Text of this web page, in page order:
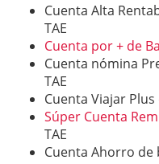
Cuenta Alta
TAE
Cuenta por + de
Cuenta nómina
TAE
Cuenta Viajar
Súper Cuenta
TAE
Cuenta Ahorro de